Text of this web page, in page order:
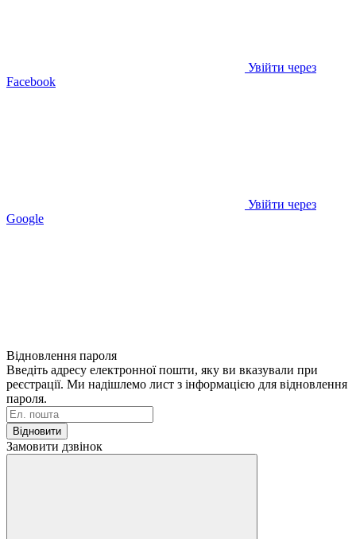
Увійти через
Facebook
Увійти через
Google
Відновлення пароля
Введіть адресу електронної пошти, яку ви вказували при
реєстрації. Ми надішлемо лист з інформацією для відновлення
пароля.
Відновити
Замовити дзвінок